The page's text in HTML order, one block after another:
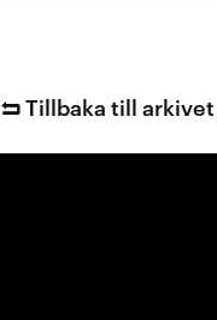
Tillbaka till arkivet